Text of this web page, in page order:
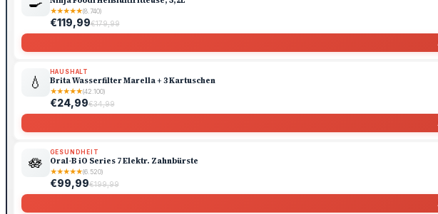
★★★★★(8.740)
€119,99€179,99
💧
HAUSHALT
Brita Wasserfilter Marella + 3 Kartuschen
★★★★★(42.100)
€24,99€34,99
🪷
GESUNDHEIT
Oral-B iO Series 7 Elektr. Zahnbürste
★★★★★(6.520)
€99,99€199,99